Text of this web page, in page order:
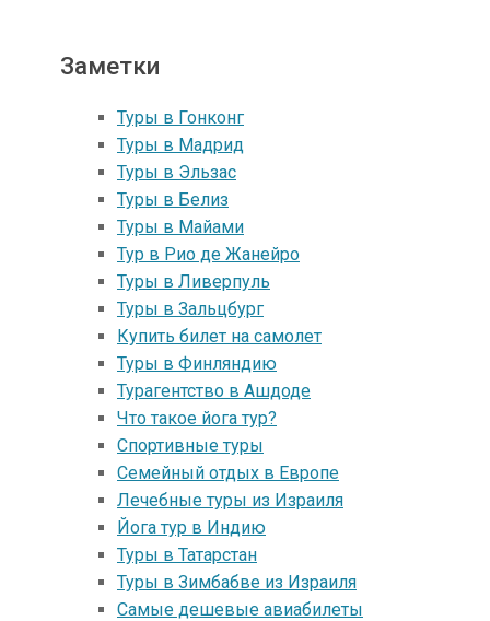
Заметки
Туры в Гонконг
Туры в Mадрид
Туры в Эльзас
Туры в Белиз
Туры в Майами
Тур в Рио де Жанейро
Туры в Ливерпуль
Туры в Зальцбург
Купить билет на самолет
Туры в Финляндию
Турагентство в Ашдоде
Что такое йога тур?
Спортивные туры
Семейный отдых в Европе
Лечебные туры из Израиля
Йога тур в Индию
Туры в Татарстан
Туры в Зимбабве из Израиля
Самые дешевые авиабилеты